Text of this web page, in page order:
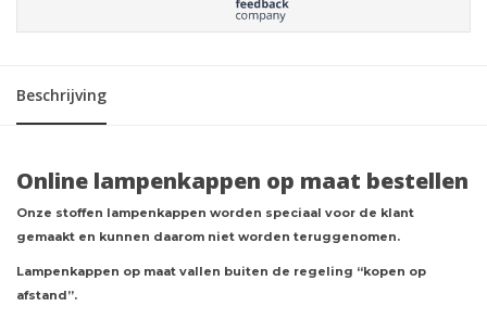
Beschrijving
Online lampenkappen op maat bestellen
Onze stoffen lampenkappen worden speciaal voor de klant
gemaakt en kunnen daarom niet worden teruggenomen.
Lampenkappen op maat vallen buiten de regeling “kopen op
afstand”.